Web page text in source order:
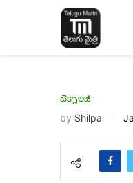
టెక్నాలజీ
by Shilpa